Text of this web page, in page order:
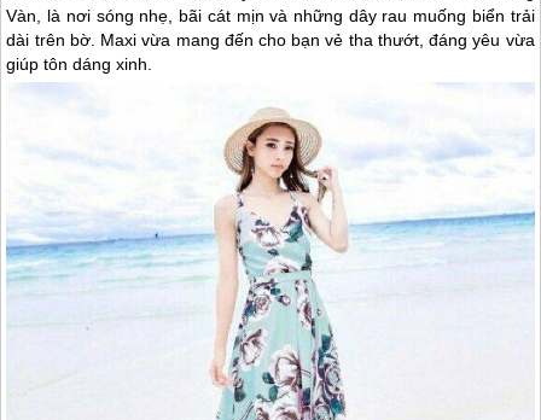
Vàn, là nơi sóng nhẹ, bãi cát mịn và những dây rau muống biển trải
dài trên bờ. Maxi vừa mang đến cho bạn vẻ tha thướt, đáng yêu vừa
giúp tôn dáng xinh.